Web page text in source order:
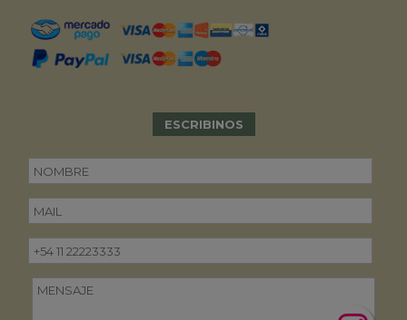
ESCRIBINOS